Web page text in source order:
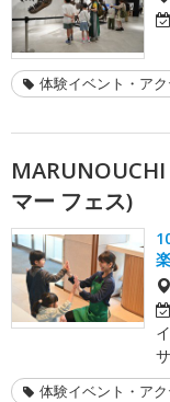
体験イベント・ア
マー フェス)
体験イベント・ア